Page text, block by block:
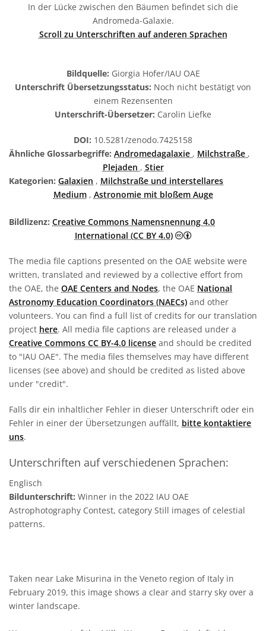
In der Lücke zwischen den Bäumen befindet sich die
Andromeda-Galaxie.
Scroll zu Unterschriften auf anderen Sprachen
Bildquelle: Giorgia Hofer/IAU OAE
Unterschrift Übersetzungsstatus: Noch nicht bestätigt von
einem Rezensenten
Unterschrift-Übersetzer: Carolin Liefke
DOI: 10.5281/zenodo.7425158
Ähnliche Glossarbegriffe: Andromedagalaxie , Milchstraße ,
Plejaden , Stier
Kategorien: Galaxien , Milchstraße und interstellares
Medium, Astronomie mit bloßem Auge
Bildlizenz: Creative Commons Namensnennung 4.0
International (CC BY 4.0)
Creative
The media file captions presented on the OAE website were
written, translated and reviewed by a collective effort from
the OAE, the OAE Centers and Nodes, the OAE National
Astronomy Education Coordinators (NAECs) and other
volunteers. You can find a full list of credits for our translation
project here. All media file captions are released under a
Creative Commons CC BY-4.0 license and should be credited
to "IAU OAE". The media files themselves may have different
licenses (see above) and should be credited as listed above
under "credit".
Falls dir ein inhaltlicher Fehler in dieser Unterschrift oder ein
Fehler in einer der Übersetzungen auffällt, bitte kontaktiere
uns.
Unterschriften auf verschiedenen Sprachen:
Englisch
Bildunterschrift: Winner in the 2022 IAU OAE
Astrophotography Contest, category Still images of celestial
patterns.
Taken near Lake Misurina in the Veneto region of Italy in
February 2019, this image shows a clear and starry sky over a
winter landscape.